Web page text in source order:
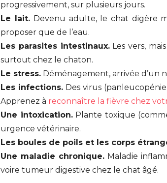
progressivement, sur plusieurs jours.
Le lait. Devenu adulte, le chat digère
proposer que de l’eau.
Les parasites intestinaux.Les vers,
surtout chez le chaton.
Le stress. Déménagement, arrivée d’un
Les infections. Des virus
Apprenez à reconnaître la fièvre chez
Une intoxication.Plante toxique
urgence vétérinaire.
Les boules de poils et les corps
Une maladie chronique. Maladie
voire tumeur digestive chez le chat âgé.